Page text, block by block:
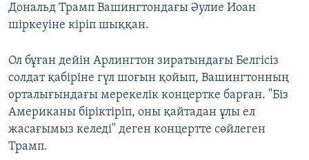
Дональд Трамп Вашингтондағы Әулие Иоан
шіркеуіне кіріп шыққан.
Ол бұған дейін Арлингтон зиратындағы Белгісіз
солдат қабіріне гүл шоғын қойып, Вашингтонның
орталығындағы мерекелік концертке барған. "Біз
Американы біріктіріп, оны қайтадан ұлы ел
жасағымыз келеді" деген концертте сөйлеген
Трамп.